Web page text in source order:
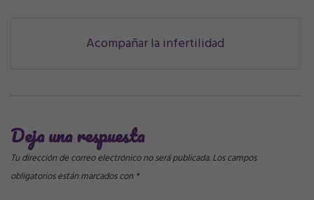
Navegación
correos
Acompañar la infertilidad
Deja una respuesta
Tu dirección de correo electrónico no será publicada.Los campos
obligatorios están marcados con *